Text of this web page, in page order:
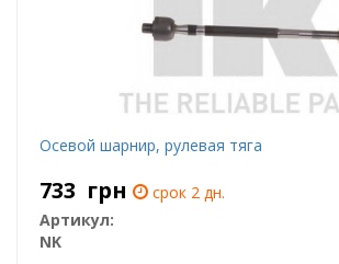
Осевой шарнир, рулевая тяга
733 грн
срок 2 дн.
Артикул:
NK